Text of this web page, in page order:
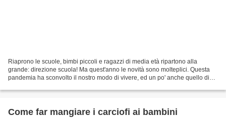
Riaprono le scuole, bimbi piccoli e ragazzi di media età ripartono alla
grande: direzione scuola! Ma quest'anno le novità sono molteplici. Questa
pandemia ha sconvolto il nostro modo di vivere, ed un po' anche quello di
Come far mangiare i carciofi ai bambini